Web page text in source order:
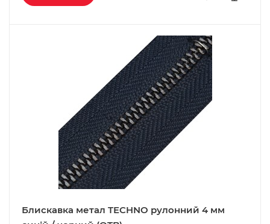
Блискавка метал TECHNO рулонний 4 мм